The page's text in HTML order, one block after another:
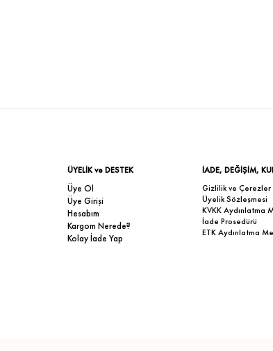
ÜYELİK ve DESTEK
Üye Ol
Üye Girişi
Hesabım
Kargom Nerede?
Kolay İade Yap
İADE, DEĞİŞİM,
Gizlilik ve Çerezler
Üyelik Sözleşmesi
KVKK Aydınlatma
İade Prosedürü
ETK Aydınlatma